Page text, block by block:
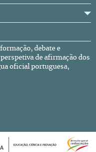
debate e
de afirmação dos
oficial portuguesa,